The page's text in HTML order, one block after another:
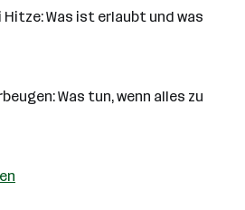
Hitze: Was ist erlaubt und was
Was tun, wenn alles zu